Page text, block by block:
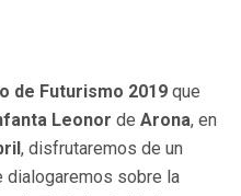
de Futurismo 2019 que
Leonor de Arona, en
, disfrutaremos de un
dialogaremos sobre la